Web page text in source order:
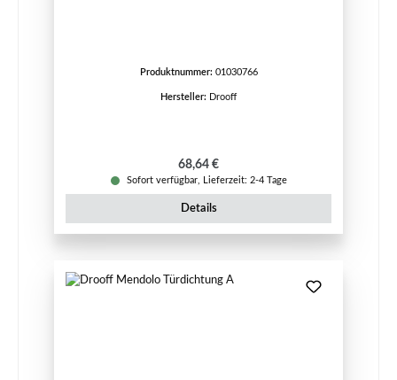
Produktnummer: 01030766
Hersteller: Drooff
Regulärer Preis:
68,64 €
Sofort verfügbar, Lieferzeit: 2-4 Tage
Details